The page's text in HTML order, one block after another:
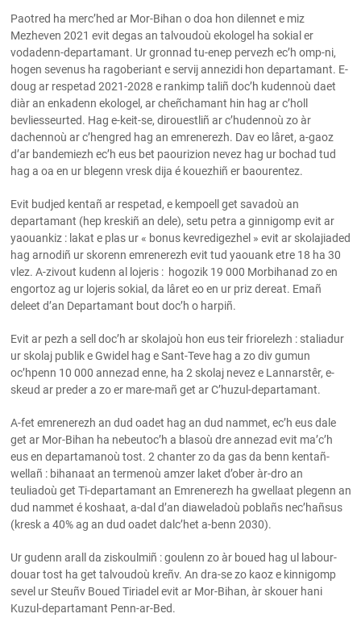
Paotred ha merc’hed ar Mor-Bihan o doa hon dilennet e miz
Mezheven 2021 evit degas an talvoudoù ekologel ha sokial er
vodadenn-departamant. Ur gronnad tu-enep pervezh ec’h omp-ni,
hogen sevenus ha ragoberiant e servij annezidi hon departamant. E-
doug ar respetad 2021-2028 e rankimp taliñ doc’h kudennoù daet
diàr an enkadenn ekologel, ar cheñchamant hin hag ar c’holl
bevliesseurted. Hag e-keit-se, dirouestliñ ar c’hudennoù zo àr
dachennoù ar c’hengred hag an emrenerezh. Dav eo lâret, a-gaoz
d’ar bandemiezh ec’h eus bet paourizion nevez hag ur bochad tud
hag a oa en ur blegenn vresk dija é kouezhiñ er baourentez.
Evit budjed kentañ ar respetad, e kempoell get savadoù an
departamant (hep kreskiñ an dele), setu petra a ginnigomp evit ar
yaouankiz : lakat e plas ur « bonus kevredigezhel » evit ar skolajiaded
hag arnodiñ ur skorenn emrenerezh evit tud yaouank etre 18 ha 30
vlez. A-zivout kudenn al lojeris : hogozik 19 000 Morbihanad zo en
engortoz ag ur lojeris sokial, da lâret eo en ur priz dereat. Emañ
deleet d’an Departamant bout doc’h o harpiñ.
Evit ar pezh a sell doc’h ar skolajoù hon eus teir friorelezh : staliadur
ur skolaj publik e Gwidel hag e Sant-Teve hag a zo div gumun
oc’hpenn 10 000 annezad enne, ha 2 skolaj nevez e Lannarstêr, e-
skeud ar preder a zo er mare-mañ get ar C’huzul-departamant.
A-fet emrenerezh an dud oadet hag an dud nammet, ec’h eus dale
get ar Mor-Bihan ha nebeutoc’h a blasoù dre annezad evit ma’c’h
eus en departamanoù tost. 2 chanter zo da gas da benn kentañ-
wellañ : bihanaat an termenoù amzer laket d’ober àr-dro an
teuliadoù get Ti-departamant an Emrenerezh ha gwellaat plegenn an
dud nammet é koshaat, a-dal d’an diaweladoù poblañs nec’hañsus
(kresk a 40% ag an dud oadet dalc’het a-benn 2030).
Ur gudenn arall da ziskoulmiñ : goulenn zo àr boued hag ul labour-
douar tost ha get talvoudoù kreñv. An dra-se zo kaoz e kinnigomp
sevel ur Steuñv Boued Tiriadel evit ar Mor-Bihan, àr skouer hani
Kuzul-departamant Penn-ar-Bed.